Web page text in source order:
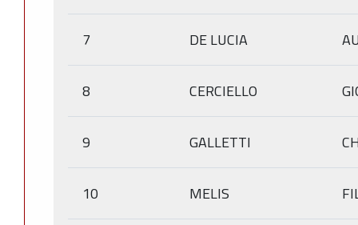
7 DE LUCIA
8 CERCIELLO
9 GALLETTI
10 MELIS